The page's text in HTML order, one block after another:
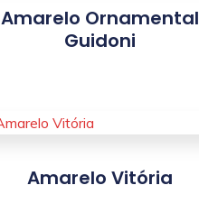
Amarelo Ornamental
Guidoni
Amarelo Vitória